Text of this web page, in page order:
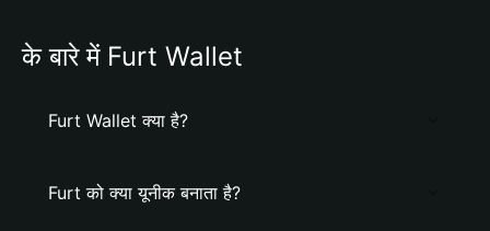
के बारे में Furt Wallet
Furt Wallet क्या है?
Furt को क्या यूनीक बनाता है?